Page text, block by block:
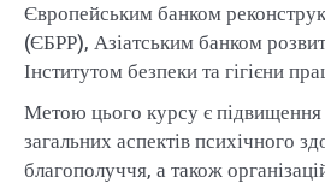
Європейським банком
(ЄБРР), Азіатським банком
Інститутом безпеки та гігієни
Метою цього курсу є підвищення
загальних аспектів психічного
благополуччя, а також